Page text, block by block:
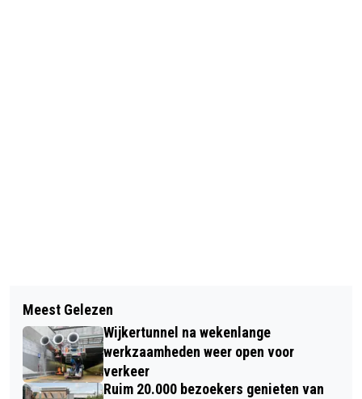
ALKMAAR INVESTEERT IN
TOEKOMSTBESTENDIGE
HUISARTSENZORG: ‘GEZONDHEID
BEGINT DICHTBIJ HUIS’
MOTORRIJDER AANGEHOUDEN NA
ONGEVAL OP DE VARNEBROEK
Meest Gelezen
Wijkertunnel na wekenlange
werkzaamheden weer open voor
verkeer
Ruim 20.000 bezoekers genieten van